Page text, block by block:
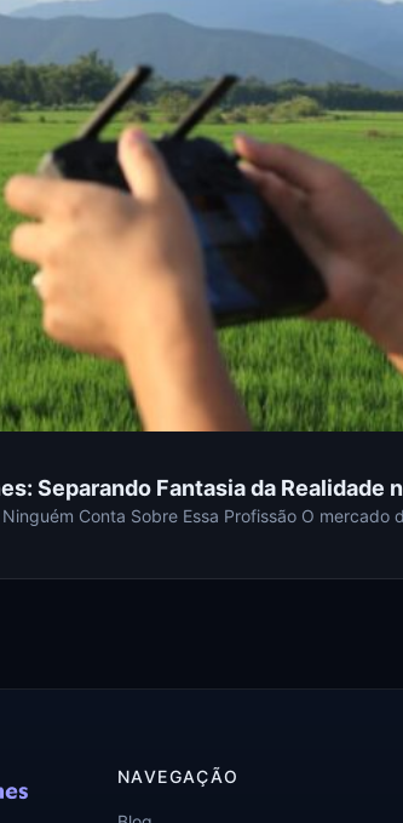
Separando Fantasia da Realidade
Conta Sobre Essa Profissão O
NAVEGAÇÃO